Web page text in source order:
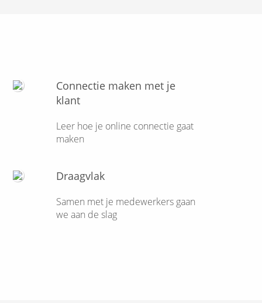
Connectie maken met je
klant
Leer hoe je online connectie gaat
maken
Draagvlak
Samen met je medewerkers gaan
we aan de slag